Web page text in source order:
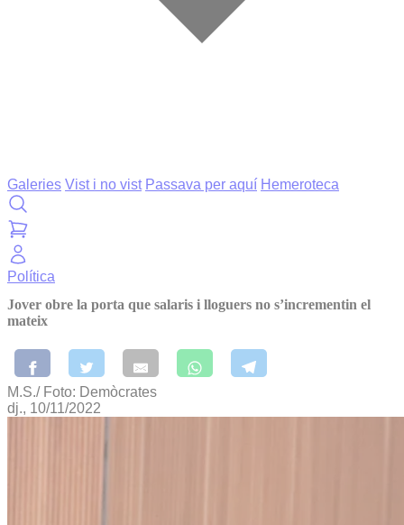
Galeries Vist i no vist Passava per aquí Hemeroteca
Política
Jover obre la porta que salaris i lloguers no s’incrementin el
mateix
M.S./ Foto: Demòcrates
dj., 10/11/2022